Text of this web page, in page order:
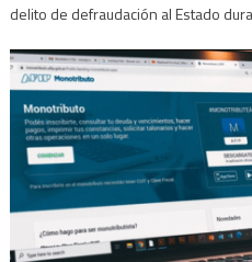
delito de defraudación al Estado